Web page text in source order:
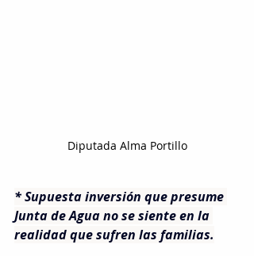
Diputada Alma Portillo
* Supuesta inversión que presume
Junta de Agua no se siente en la
realidad que sufren las familias.